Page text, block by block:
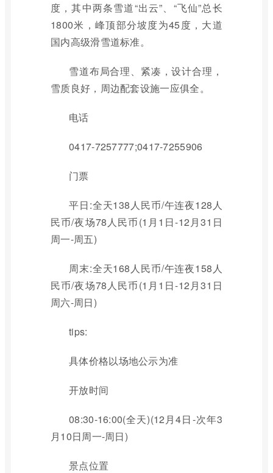
度，其中两条雪道“出云”、“飞仙”总长
1800米，峰顶部分坡度为45度，大道
国内高级滑雪道标准。
雪道布局合理、紧凑，设计合理，
雪质良好，周边配套设施一应俱全。
电话
0417-7257777;0417-7255906
门票
平日:全天138人民币/午连夜128人
民币/夜场78人民币(1月1日-12月31日
周一-周五)
周末:全天168人民币/午连夜158人
民币/夜场78人民币(1月1日-12月31日
周六-周日)
tips:
具体价格以场地公示为准
开放时间
08:30-16:00(全天)(12月4日-次年3
月10日周一-周日)
景点位置